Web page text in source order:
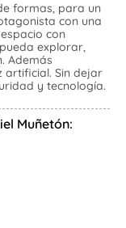
formas, para un
con una
con
explorar,
Además
artificial. Sin dejar
y tecnología.
Muñetón: